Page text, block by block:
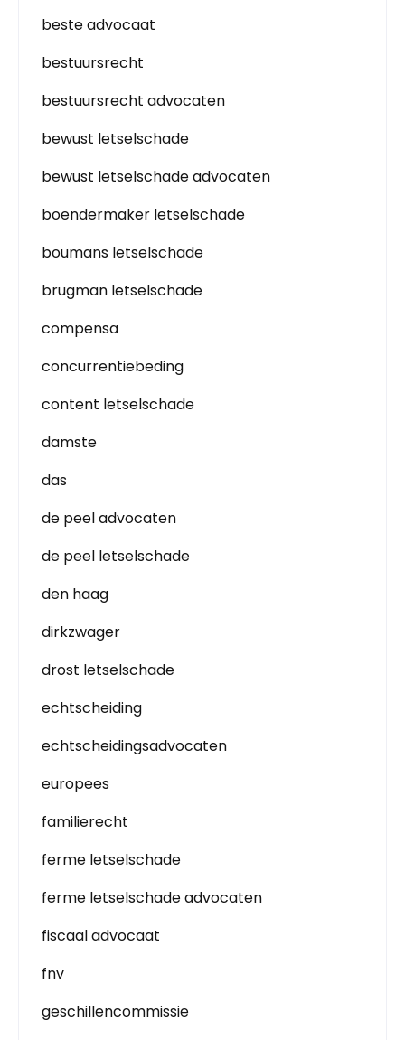
beste advocaat
bestuursrecht
bestuursrecht advocaten
bewust letselschade
bewust letselschade advocaten
boendermaker letselschade
boumans letselschade
brugman letselschade
compensa
concurrentiebeding
content letselschade
damste
das
de peel advocaten
de peel letselschade
den haag
dirkzwager
drost letselschade
echtscheiding
echtscheidingsadvocaten
europees
familierecht
ferme letselschade
ferme letselschade advocaten
fiscaal advocaat
fnv
geschillencommissie